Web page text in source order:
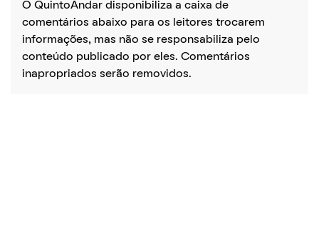
O QuintoAndar disponibiliza a caixa de
comentários abaixo para os leitores trocarem
informações, mas não se responsabiliza pelo
conteúdo publicado por eles. Comentários
inapropriados serão removidos.